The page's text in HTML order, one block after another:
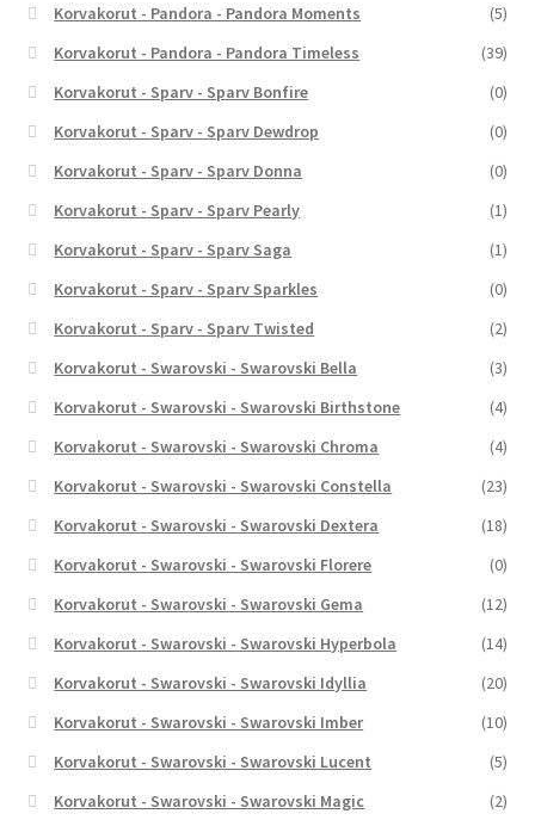
Korvakorut - Pandora - Pandora Moments
(5)
Korvakorut - Pandora - Pandora Timeless
(39)
Korvakorut - Sparv - Sparv Bonfire
(0)
Korvakorut - Sparv - Sparv Dewdrop
(0)
Korvakorut - Sparv - Sparv Donna
(0)
Korvakorut - Sparv - Sparv Pearly
(1)
Korvakorut - Sparv - Sparv Saga
(1)
Korvakorut - Sparv - Sparv Sparkles
(0)
Korvakorut - Sparv - Sparv Twisted
(2)
Korvakorut - Swarovski - Swarovski Bella
(3)
Korvakorut - Swarovski - Swarovski Birthstone
(4)
Korvakorut - Swarovski - Swarovski Chroma
(4)
Korvakorut - Swarovski - Swarovski Constella
(23)
Korvakorut - Swarovski - Swarovski Dextera
(18)
Korvakorut - Swarovski - Swarovski Florere
(0)
Korvakorut - Swarovski - Swarovski Gema
(12)
Korvakorut - Swarovski - Swarovski Hyperbola
(14)
Korvakorut - Swarovski - Swarovski Idyllia
(20)
Korvakorut - Swarovski - Swarovski Imber
(10)
Korvakorut - Swarovski - Swarovski Lucent
(5)
Korvakorut - Swarovski - Swarovski Magic
(2)